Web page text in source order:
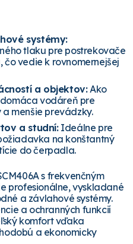
systémy:
tlaku pre postrekovače
vedie k rovnomernejšej
a objektov:Ako
vodáreň pre
menšie prevádzky.
a studní:Ideálne pre
na konštantný
do čerpadla.
s frekvenčným
profesionálne, vyskladané
a závlahové systémy.
a ochranných funkcií
komfort vďaka
a ekonomicky